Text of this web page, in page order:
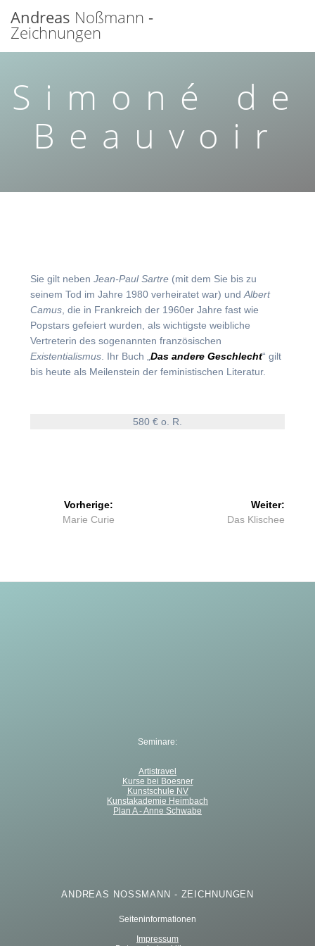
Andreas Noßmann -
Zeichnungen
Simoné de
Beauvoir
Sie gilt neben Jean-Paul Sartre (mit dem Sie bis zu
seinem Tod im Jahre 1980 verheiratet war) und Albert
Camus , die in Frankreich der 1960er Jahre fast wie
Popstars gefeiert wurden, als wichtigste weibliche
Vertreterin des sogenannten französischen
Existentialismus . Ihr Buch „ Das andere Geschlecht“ gilt
bis heute als Meilenstein der feministischen Literatur.
580 € o. R.
Beitragsnavigation
Vorherige:
Vorheriger
Marie Curie
Weiter:
Nächster
Das Klischee
ANDREAS NOSSMANN - ZEICHNUNGEN
Seiteninformationen
Impressum
Seminare:
Artistravel
Kurse bei Boesner
Kunstschule NV
Kunstakademie Heimbach
Plan A - Anne Schwabe